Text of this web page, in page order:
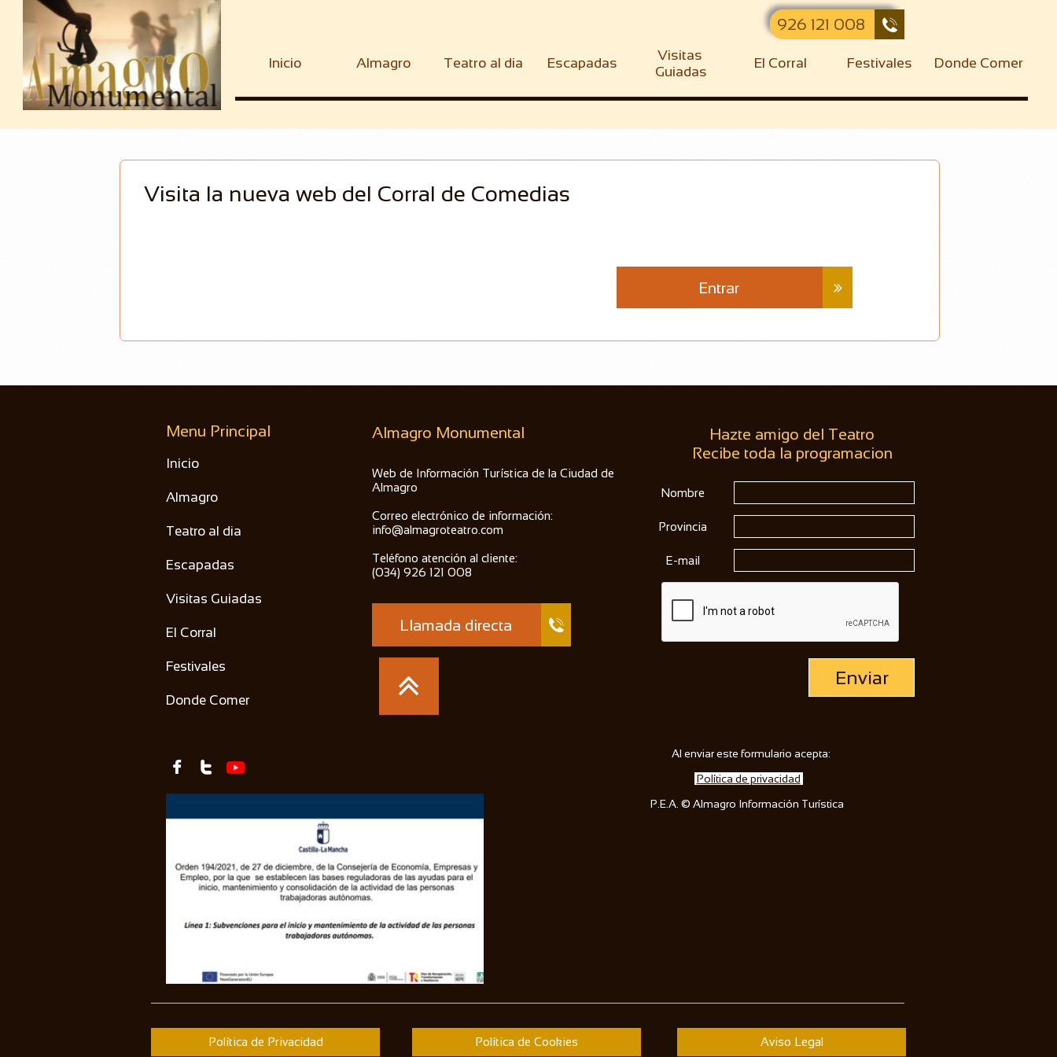
Inicio Almagro Teatro al dia Escapadas
Visitas
Guiadas
El Corral Festivales Donde Comer
926 121 008 
Entrar 
Visita la nueva web del Corral de Comedias
Nombre
Provincia
E-mail
Enviar
Menu Principal Almagro Monumental
Hazte amigo del Teatro
Recibe toda la programacion
Web de Información Turística de la Ciudad de
Almagro
Correo electrónico de información:
info@almagroteatro.com
Teléfono atención al cliente:
(034) 926 121 008
Inicio
Almagro
Teatro al dia
Escapadas
Visitas Guiadas
El Corral
Festivales
Donde Comer
 
Al enviar este formulario acepta:
Política de privacidad
P.E.A. © Almagro Información Turística
Llamada directa 

Política de Privacidad Política de Cookies Aviso Legal